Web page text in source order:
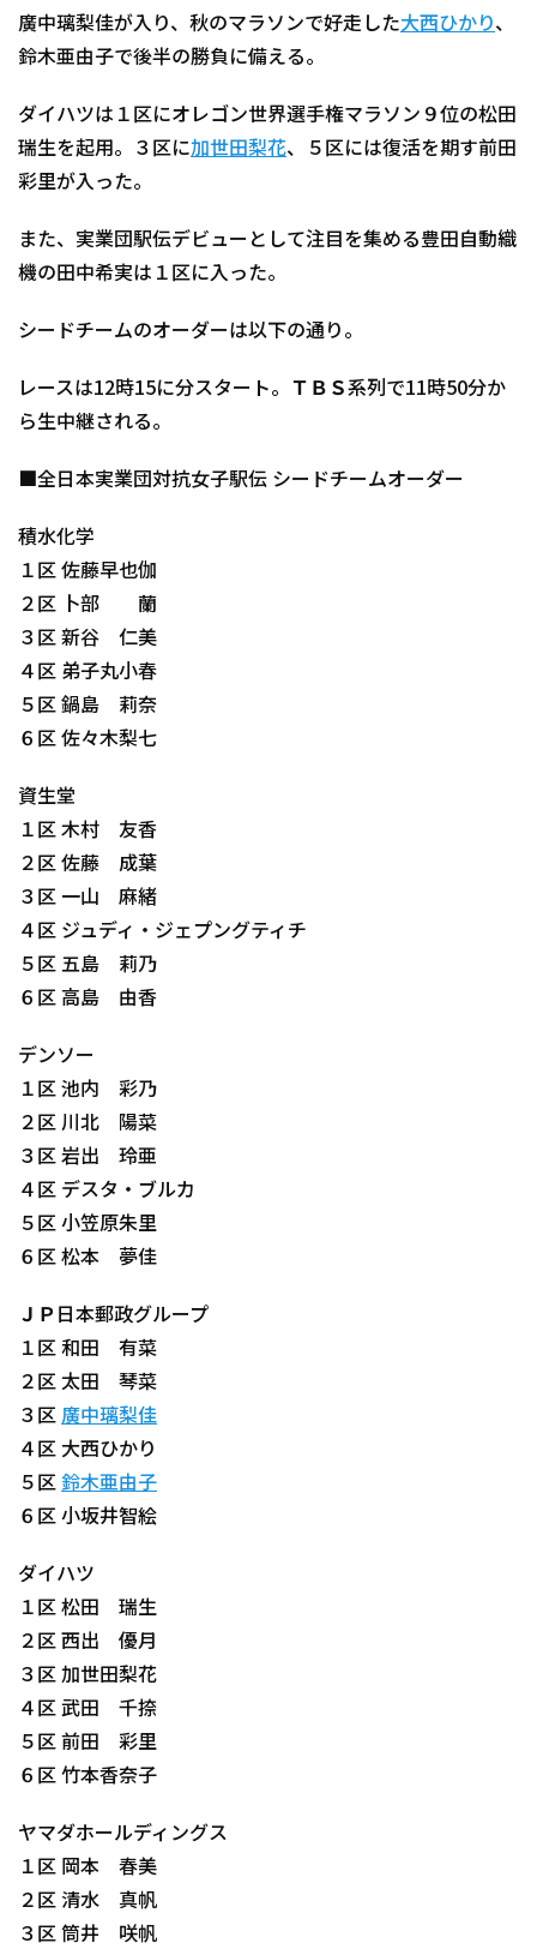
廣中璃梨佳が入り、秋のマラソンで好走した大西ひかり、
鈴木亜由子で後半の勝負に備える。
ダイハツは１区にオレゴン世界選手権マラソン９位の松田
瑞生を起用。３区に加世田梨花、５区には復活を期す前田
彩里が入った。
また、実業団駅伝デビューとして注目を集める豊田自動織
機の田中希実は１区に入った。
シードチームのオーダーは以下の通り。
レースは12時15に分スタート。ＴＢＳ系列で11時50分か
ら生中継される。
■全日本実業団対抗女子駅伝 シードチームオーダー
積水化学
１区 佐藤早也伽
２区 卜部 蘭
３区 新谷 仁美
４区 弟子丸小春
５区 鍋島 莉奈
６区 佐々木梨七
資生堂
１区 木村 友香
２区 佐藤 成葉
３区 一山 麻緒
４区 ジュディ・ジェプングティチ
５区 五島 莉乃
６区 高島 由香
デンソー
１区 池内 彩乃
２区 川北 陽菜
３区 岩出 玲亜
４区 デスタ・ブルカ
５区 小笠原朱里
６区 松本 夢佳
ＪＰ日本郵政グループ
１区 和田 有菜
２区 太田 琴菜
３区 廣中璃梨佳
４区 大西ひかり
５区 鈴木亜由子
６区 小坂井智絵
ダイハツ
１区 松田 瑞生
２区 西出 優月
３区 加世田梨花
４区 武田 千捺
５区 前田 彩里
６区 竹本香奈子
ヤマダホールディングス
１区 岡本 春美
２区 清水 真帆
３区 筒井 咲帆